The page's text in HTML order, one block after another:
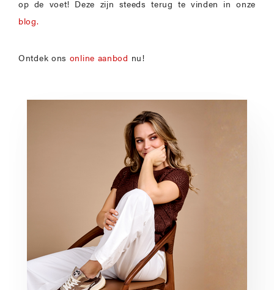
op de voet! Deze zijn steeds terug te vinden in onze
blog.
Ontdek ons online aanbod nu!